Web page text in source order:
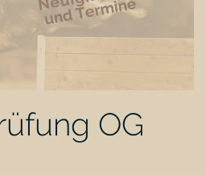
OG